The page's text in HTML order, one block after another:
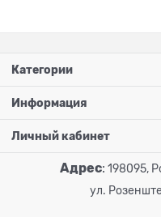
Категории
Информация
Личный кабинет
Адрес: 198095,
ул.